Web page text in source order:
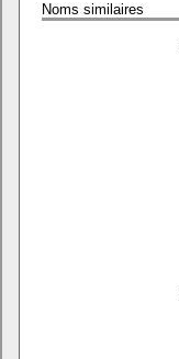
Noms similaires